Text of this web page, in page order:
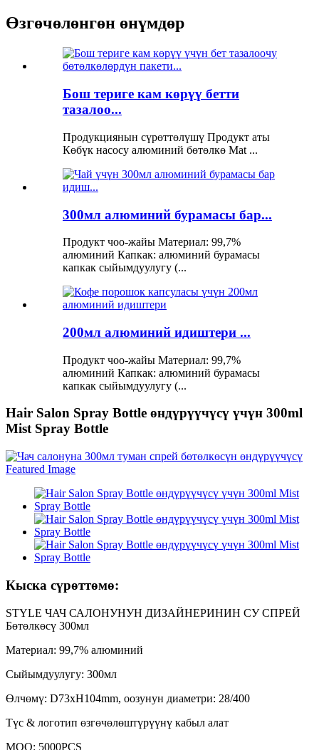
Өзгөчөлөнгөн өнүмдөр
Бош териге кам көрүү бетти
тазалоо...
Продукциянын сүрөттөлүшү Продукт аты
Көбүк насосу алюминий бөтөлкө Mat ...
300мл алюминий бурамасы бар...
Продукт чоо-жайы Материал: 99,7%
алюминий Капкак: алюминий бурамасы
капкак сыйымдуулугу (...
200мл алюминий идиштери ...
Продукт чоо-жайы Материал: 99,7%
алюминий Капкак: алюминий бурамасы
капкак сыйымдуулугу (...
Hair Salon Spray Bottle өндүрүүчүсү үчүн 300ml
Mist Spray Bottle
Кыска сүрөттөмө:
STYLE ЧАЧ САЛОНУНУН ДИЗАЙНЕРИНИН СУ СПРЕЙ
Бөтөлкөсү 300мл
Материал: 99,7% алюминий
Сыйымдуулугу: 300мл
Өлчөмү: D73xH104mm, оозунун диаметри: 28/400
Түс & логотип өзгөчөлөштүрүүнү кабыл алат
MOQ: 5000PCS